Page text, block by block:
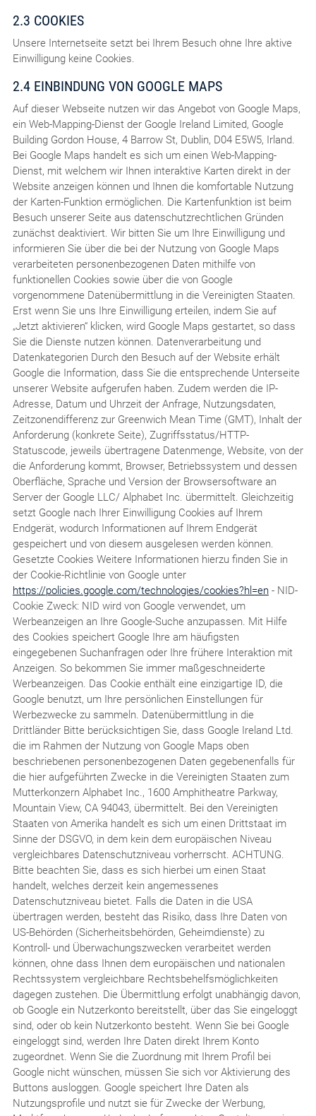
2.3 COOKIES
Unsere Internetseite setzt bei Ihrem Besuch ohne Ihre aktive
Einwilligung keine Cookies.
2.4 EINBINDUNG VON GOOGLE MAPS
Auf dieser Webseite nutzen wir das Angebot von Google Maps,
ein Web-Mapping-Dienst der Google Ireland Limited, Google
Building Gordon House, 4 Barrow St, Dublin, D04 E5W5, Irland.
Bei Google Maps handelt es sich um einen Web-Mapping-
Dienst, mit welchem wir Ihnen interaktive Karten direkt in der
Website anzeigen können und Ihnen die komfortable Nutzung
der Karten-Funktion ermöglichen. Die Kartenfunktion ist beim
Besuch unserer Seite aus datenschutzrechtlichen Gründen
zunächst deaktiviert. Wir bitten Sie um Ihre Einwilligung und
informieren Sie über die bei der Nutzung von Google Maps
verarbeiteten personenbezogenen Daten mithilfe von
funktionellen Cookies sowie über die von Google
vorgenommene Datenübermittlung in die Vereinigten Staaten.
Erst wenn Sie uns Ihre Einwilligung erteilen, indem Sie auf
„Jetzt aktivieren“ klicken, wird Google Maps gestartet, so dass
Sie die Dienste nutzen können. Datenverarbeitung und
Datenkategorien Durch den Besuch auf der Website erhält
Google die Information, dass Sie die entsprechende Unterseite
unserer Website aufgerufen haben. Zudem werden die IP-
Adresse, Datum und Uhrzeit der Anfrage, Nutzungsdaten,
Zeitzonendifferenz zur Greenwich Mean Time (GMT), Inhalt der
Anforderung (konkrete Seite), Zugriffsstatus/HTTP-
Statuscode, jeweils übertragene Datenmenge, Website, von der
die Anforderung kommt, Browser, Betriebssystem und dessen
Oberfläche, Sprache und Version der Browsersoftware an
Server der Google LLC/ Alphabet Inc. übermittelt. Gleichzeitig
setzt Google nach Ihrer Einwilligung Cookies auf Ihrem
Endgerät, wodurch Informationen auf Ihrem Endgerät
gespeichert und von diesem ausgelesen werden können.
Gesetzte Cookies Weitere Informationen hierzu finden Sie in
der Cookie-Richtlinie von Google unter
https://policies.google.com/technologies/cookies?hl=en- NID-
Cookie Zweck: NID wird von Google verwendet, um
Werbeanzeigen an Ihre Google-Suche anzupassen. Mit Hilfe
des Cookies speichert Google Ihre am häufigsten
eingegebenen Suchanfragen oder Ihre frühere Interaktion mit
Anzeigen. So bekommen Sie immer maßgeschneiderte
Werbeanzeigen. Das Cookie enthält eine einzigartige ID, die
Google benutzt, um Ihre persönlichen Einstellungen für
Werbezwecke zu sammeln. Datenübermittlung in die
Drittländer Bitte berücksichtigen Sie, dass Google Ireland Ltd.
die im Rahmen der Nutzung von Google Maps oben
beschriebenen personenbezogenen Daten gegebenenfalls für
die hier aufgeführten Zwecke in die Vereinigten Staaten zum
Mutterkonzern Alphabet Inc., 1600 Amphitheatre Parkway,
Mountain View, CA 94043, übermittelt. Bei den Vereinigten
Staaten von Amerika handelt es sich um einen Drittstaat im
Sinne der DSGVO, in dem kein dem europäischen Niveau
vergleichbares Datenschutzniveau vorherrscht. ACHTUNG.
Bitte beachten Sie, dass es sich hierbei um einen Staat
handelt, welches derzeit kein angemessenes
Datenschutzniveau bietet. Falls die Daten in die USA
übertragen werden, besteht das Risiko, dass Ihre Daten von
US-Behörden (Sicherheitsbehörden, Geheimdienste) zu
Kontroll- und Überwachungszwecken verarbeitet werden
können, ohne dass Ihnen dem europäischen und nationalen
Rechtssystem vergleichbare Rechtsbehelfsmöglichkeiten
dagegen zustehen. Die Übermittlung erfolgt unabhängig davon,
ob Google ein Nutzerkonto bereitstellt, über das Sie eingeloggt
sind, oder ob kein Nutzerkonto besteht. Wenn Sie bei Google
eingeloggt sind, werden Ihre Daten direkt Ihrem Konto
zugeordnet. Wenn Sie die Zuordnung mit Ihrem Profil bei
Google nicht wünschen, müssen Sie sich vor Aktivierung des
Buttons ausloggen. Google speichert Ihre Daten als
Nutzungsprofile und nutzt sie für Zwecke der Werbung,